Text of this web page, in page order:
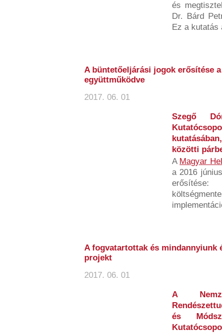
és
Dr. Bárd
Ez a kutatás
A büntetőeljárási jogok erősítése
együttműködve
2017. 06. 01
Szegő
közötti
A Magyar
a 2016
A fogvatartottak és mindannyiunk
projekt
2017. 06. 01
A
és